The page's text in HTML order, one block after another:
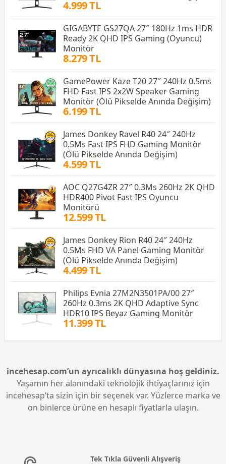
4.999 TL
GIGABYTE GS27QA 27″ 180Hz 1ms HDR
Ready 2K QHD IPS Gaming (Oyuncu)
Monitör
8.279 TL
GamePower Kaze T20 27″ 240Hz 0.5ms
FHD Fast IPS 2x2W Speaker Gaming
Monitör (Ölü Pikselde Anında Değişim)
6.199 TL
James Donkey Ravel R40 24″ 240Hz
0.5Ms Fast IPS FHD Gaming Monitör
(Ölü Pikselde Anında Değişim)
4.599 TL
AOC Q27G4ZR 27″ 0.3Ms 260Hz 2K QHD
HDR400 Pivot Fast IPS Oyuncu
Monitörü
12.599 TL
James Donkey Rion R40 24″ 240Hz
0.5Ms FHD VA Panel Gaming Monitör
(Ölü Pikselde Anında Değişim)
4.499 TL
Philips Evnia 27M2N3501PA/00 27″
260Hz 0.3ms 2K QHD Adaptive Sync
HDR10 IPS Beyaz Gaming Monitör
11.399 TL
incehesap.com’un ayrıcalıklı dünyasına hoş geldiniz.
Yaşamın her alanındaki teknolojik ihtiyaçlarınız için
incehesap’ta sizin için bir seçenek var. Yüzlerce marka ve
on binlerce ürüne en hesaplı fiyatlarla ulaşın.
Tek Tıkla Güvenli Alışveriş